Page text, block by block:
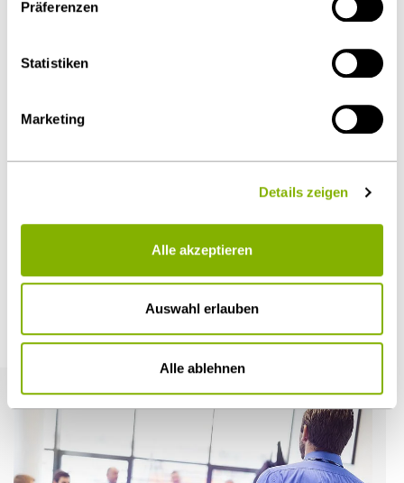
über dieCookie-Einstellungen
widerrufen oder ändern.
Präferenzen
Statistiken
Marketing
Details zeigen
Alle akzeptieren
Auswahl erlauben
Alle ablehnen
Weitere Artikel